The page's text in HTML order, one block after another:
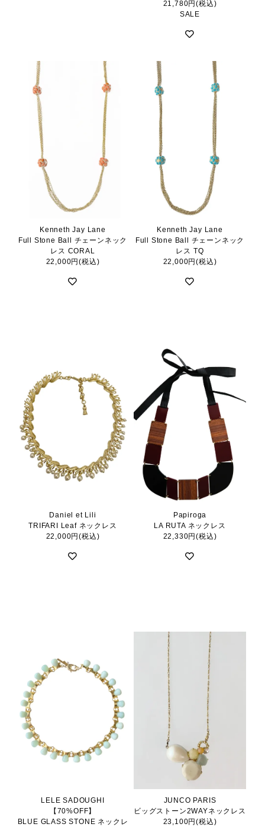
21,780円(税込)
SALE
Kenneth Jay Lane
Full Stone Ball チェーンネック
レス CORAL
22,000円(税込)
Kenneth Jay Lane
Full Stone Ball チェーンネック
レス TQ
22,000円(税込)
Daniel et Lili
TRIFARI Leaf ネックレス
22,000円(税込)
Papiroga
LA RUTA ネックレス
22,330円(税込)
LELE SADOUGHI
【70%OFF】
BLUE GLASS STONE ネックレ
JUNCO PARIS
ビッグストーン2WAYネックレス
23,100円(税込)